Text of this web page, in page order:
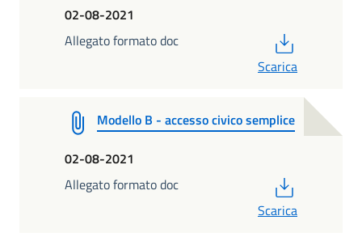
02-08-2021
Allegato formato doc
Scarica
Modello B - accesso civico semplice
02-08-2021
Allegato formato doc
Scarica